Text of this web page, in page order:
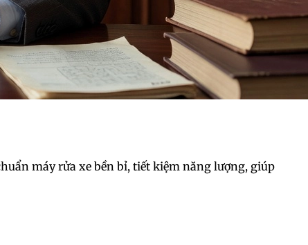
máy rửa xe bền bỉ, tiết kiệm năng lượng, giúp